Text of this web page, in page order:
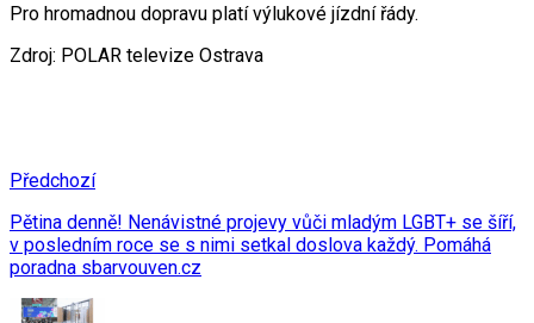
Pro hromadnou dopravu platí výlukové jízdní řády.
Zdroj: POLAR televize Ostrava
Předchozí
Pětina denně! Nenávistné projevy vůči mladým LGBT+ se šíří,
v posledním roce se s nimi setkal doslova každý. Pomáhá
poradna sbarvouven.cz